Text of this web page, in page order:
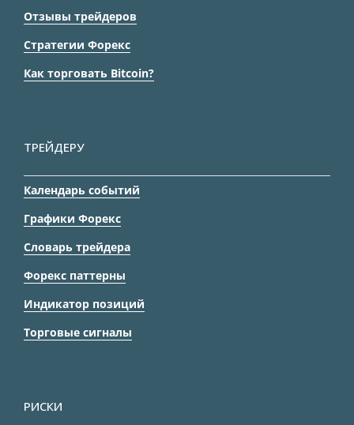
Отзывы трейдеров
Стратегии Форекс
Как торговать Bitcoin?
ТРЕЙДЕРУ
Календарь событий
Графики Форекс
Словарь трейдера
Форекс паттерны
Индикатор позиций
Торговые сигналы
РИСКИ